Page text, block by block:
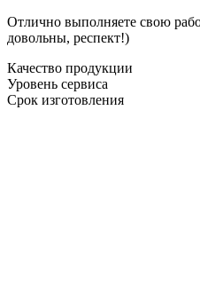
Отлично выполняете свою
довольны, респект!)
Качество продукции
Уровень сервиса
Срок изготовления